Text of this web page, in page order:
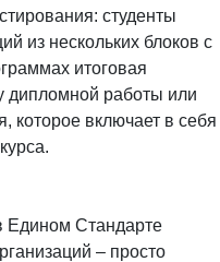
студенты
из нескольких блоков с
итоговая
дипломной работы или
которое включает в себя
Едином Стандарте
– просто